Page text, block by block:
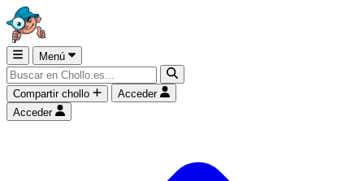
Menú
Compartir chollo
Acceder
Acceder